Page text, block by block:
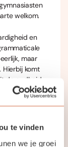
te vinden
we je groei
welkom.
en
maar
Hierbij komt
de oudheid
ca. 1,5 à 2
niveau je
voor een